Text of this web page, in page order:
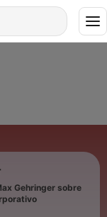
Gehringer sobre